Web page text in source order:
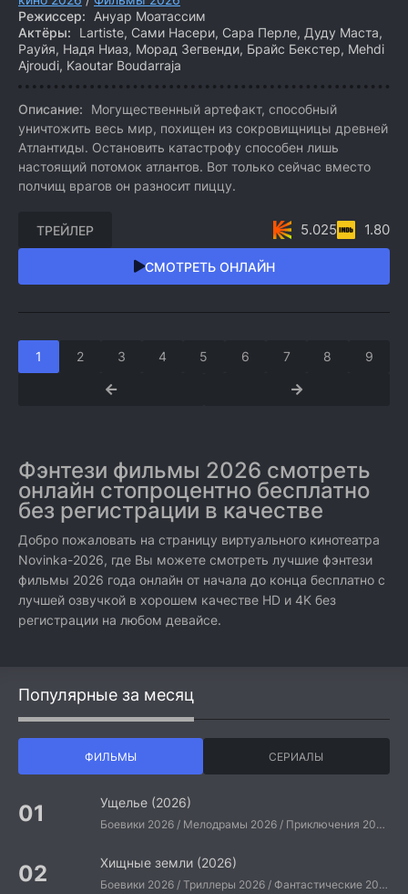
Режиссер:
Ануар Моатассим
Актёры:
Lartiste, Сами Насери, Сара Перле, Дуду Маста,
Рауйя, Надя Ниаз, Морад Зегвенди, Брайс Бекстер, Mehdi
Ajroudi, Kaoutar Boudarraja
Описание:
Могущественный артефакт, способный
уничтожить весь мир, похищен из сокровищницы древней
Атлантиды. Остановить катастрофу способен лишь
настоящий потомок атлантов. Вот только сейчас вместо
полчищ врагов он разносит пиццу.
СМОТРЕТЬ ОНЛАЙН
ТРЕЙЛЕР 5.025 1.80
1 2 3 4 5 6 7 8 9
Фэнтези фильмы 2026 смотреть
онлайн стопроцентно бесплатно
без регистрации в качестве
Добро пожаловать на страницу виртуального кинотеатра
Novinka-2026, где Вы можете смотреть лучшие фэнтези
фильмы 2026 года онлайн от начала до конца бесплатно с
лучшей озвучкой в хорошем качестве HD и 4K без
регистрации на любом девайсе.
Популярные за месяц
ФИЛЬМЫ СЕРИАЛЫ
Ущелье (2026)
Боевики 2026 / Мелодрамы 2026 / Приключения 2026 / Ужасы 2026 / Фантастические 2026 / Зарубежные фильмы 2026 / Американские фильмы / Фильмы 2026
Хищные земли (2026)
Боевики 2026 / Триллеры 2026 / Фантастические 2026 / Зарубежные фильмы 2026 / Американские фильмы / Фильмы 2026